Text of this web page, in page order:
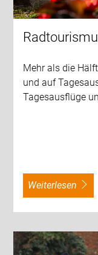
Mehr als die
und auf
Tagesausflüge
weiterlesen